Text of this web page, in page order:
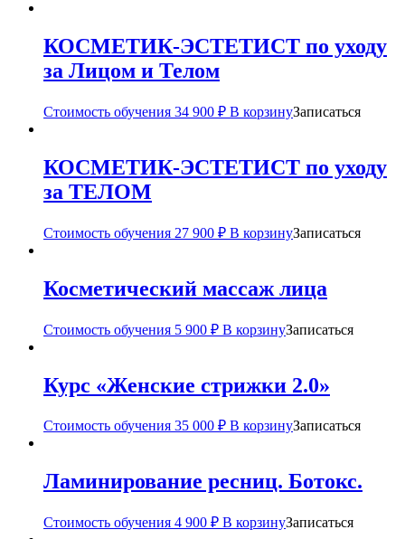
КОСМЕТИК-ЭСТЕТИСТ по уходу
за Лицом и Телом
Стоимость обучения 34 900 ₽ В корзинуЗаписаться
КОСМЕТИК-ЭСТЕТИСТ по уходу
за ТЕЛОМ
Стоимость обучения 27 900 ₽ В корзинуЗаписаться
Косметический массаж лица
Стоимость обучения 5 900 ₽ В корзинуЗаписаться
Курс «Женские стрижки 2.0»
Стоимость обучения 35 000 ₽ В корзинуЗаписаться
Ламинирование ресниц. Ботокс.
Стоимость обучения 4 900 ₽ В корзинуЗаписаться